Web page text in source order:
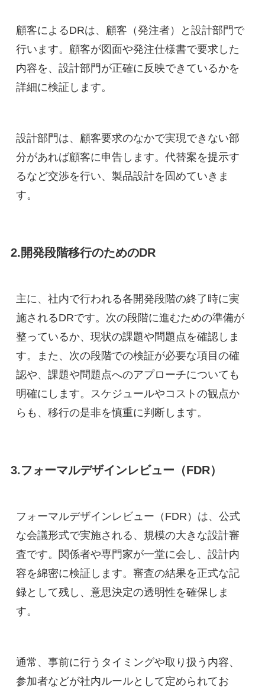
顧客によるDRは、顧客（発注者）と設計部門で
行います。顧客が図面や発注仕様書で要求した
内容を、設計部門が正確に反映できているかを
詳細に検証します。
設計部門は、顧客要求のなかで実現できない部
分があれば顧客に申告します。代替案を提示す
るなど交渉を行い、製品設計を固めていきま
す。
2.開発段階移行のためのDR
主に、社内で行われる各開発段階の終了時に実
施されるDRです。次の段階に進むための準備が
整っているか、現状の課題や問題点を確認しま
す。また、次の段階での検証が必要な項目の確
認や、課題や問題点へのアプローチについても
明確にします。スケジュールやコストの観点か
らも、移行の是非を慎重に判断します。
3.フォーマルデザインレビュー（FDR）
フォーマルデザインレビュー（FDR）は、公式
な会議形式で実施される、規模の大きな設計審
査です。関係者や専門家が一堂に会し、設計内
容を綿密に検証します。審査の結果を正式な記
録として残し、意思決定の透明性を確保しま
す。
通常、事前に行うタイミングや取り扱う内容、
参加者などが社内ルールとして定められてお